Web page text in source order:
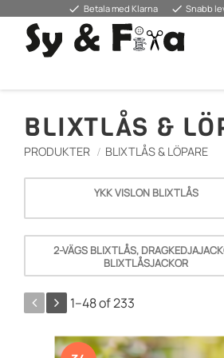
done Betala med Klarna done Snabb
BLIXTLÅS &
PRODUKTER BLIXTLÅS & LÖPARE
YKK VISLON BLIXTLÅS
2-VÄGS BLIXTLÅS,
BLIXTLÅSJACKOR
1–48of233